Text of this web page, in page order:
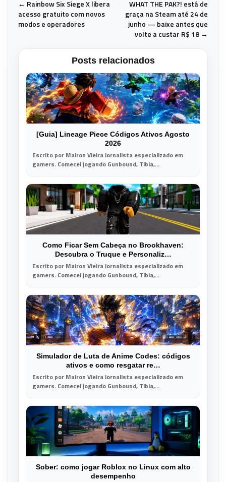
← Rainbow Six Siege X libera
acesso gratuito com novos
modos e operadores
WHAT THE PAK?! está de
graça na Steam até 24 de
junho — baixe antes que
volte a custar R$ 18 →
Posts relacionados
[Guia] Lineage Piece Códigos Ativos Agosto
2026
Escrito por Mairon Vieira Jornalista especializado em
gamers. Comecei jogando Gunbound, Tibia,...
Como Ficar Sem Cabeça no Brookhaven:
Descubra o Truque e Personaliz…
Escrito por Mairon Vieira Jornalista especializado em
gamers. Comecei jogando Gunbound, Tibia,...
Simulador de Luta de Anime Codes: códigos
ativos e como resgatar re…
Escrito por Mairon Vieira Jornalista especializado em
gamers. Comecei jogando Gunbound, Tibia,...
Sober: como jogar Roblox no Linux com alto
desempenho